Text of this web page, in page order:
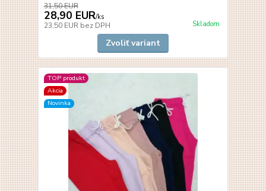
31,50 EUR
28,90 EUR/ks
23,50 EUR bez DPH Skladom
Zvoliť variant
TOP produkt
Akcia
Novinka